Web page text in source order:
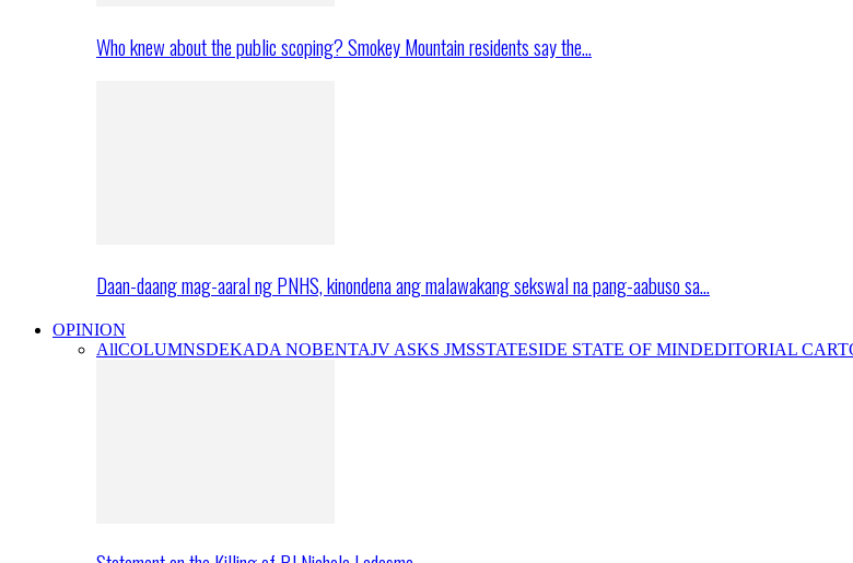
Who knew about the public scoping? Smokey Mountain residents say the…
Daan-daang mag-aaral ng PNHS, kinondena ang malawakang sekswal na pang-aabuso sa…
OPINION
AllCOLUMNSDEKADA NOBENTAJV ASKS JMSSTATESIDE STATE OF MINDEDITORIAL